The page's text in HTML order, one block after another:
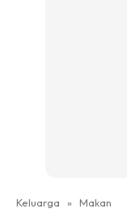
Keluarga » Makan